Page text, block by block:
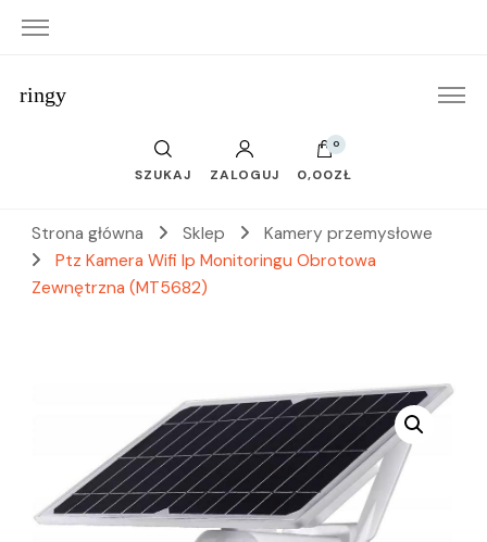
ringy
SZUKAJ ZALOGUJ
0
0,00ZŁ
Strona główna Sklep
Kamery przemysłowe
Ptz Kamera Wifi Ip Monitoringu Obrotowa
Zewnętrzna (MT5682)